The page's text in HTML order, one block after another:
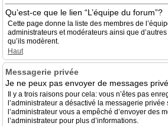
Qu’est-ce que le lien “L’équipe du forum”?
Cette page donne la liste des membres de
administrateurs et modérateurs ainsi que
qu’ils modèrent.
Haut
Messagerie privée
Je ne peux pas envoyer de messages
Il y a trois raisons pour cela: vous n’êtes pas
l’administrateur a désactivé la messagerie privée
l’administrateur vous a empêché d’envoyer des
l’administrateur pour plus d’informations.